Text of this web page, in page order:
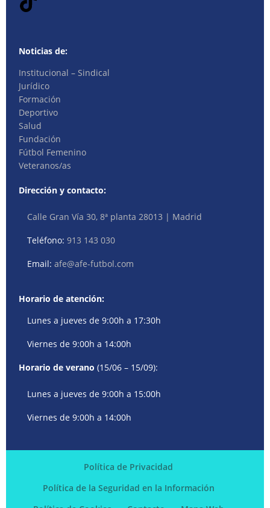
Noticias de:
Institucional – Sindical
Jurídico
Formación
Deportivo
Salud
Fundación
Fútbol Femenino
Veteranos/as
Dirección y contacto:
Calle Gran Vía 30, 8ª planta 28013 | Madrid
Teléfono:913 143 030
Email:afe@afe-futbol.com
Horario de atención:
Lunes a jueves de 9:00h a 17:30h
Viernes de 9:00h a 14:00h
Horario de verano (15/06 – 15/09):
Lunes a jueves de 9:00h a 15:00h
Viernes de 9:00h a 14:00h
Política de Privacidad
Política de la Seguridad en la Información